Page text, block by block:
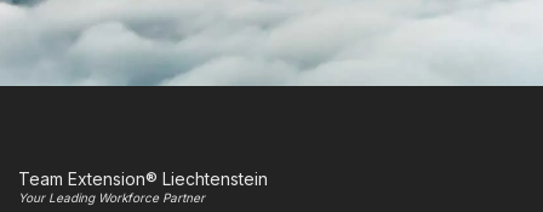
Team Extension® Liechtenstein
Your Leading Workforce Partner